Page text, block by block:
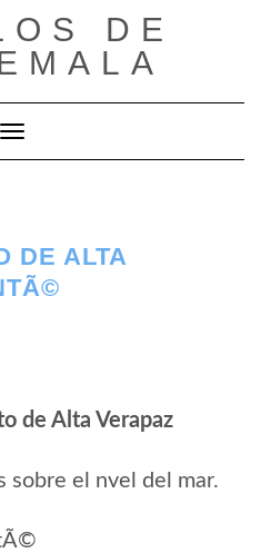
DE
Cambiar modo de navegación
DE ALTA
de Alta Verapaz
el nvel del mar.